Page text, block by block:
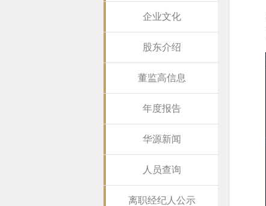
企业文化
股东介绍
董监高信息
年度报告
华源新闻
人员查询
离职经纪人公示